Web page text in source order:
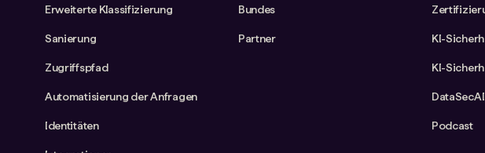
Erweiterte Klassifizierung
Sanierung
Zugriffspfad
Automatisierung der Anfragen
Identitäten
Bundes
Partner KI-
KI-
Podcast